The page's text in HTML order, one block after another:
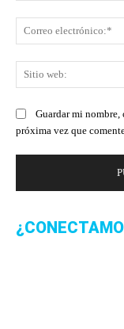
Guardar mi
próxima vez que